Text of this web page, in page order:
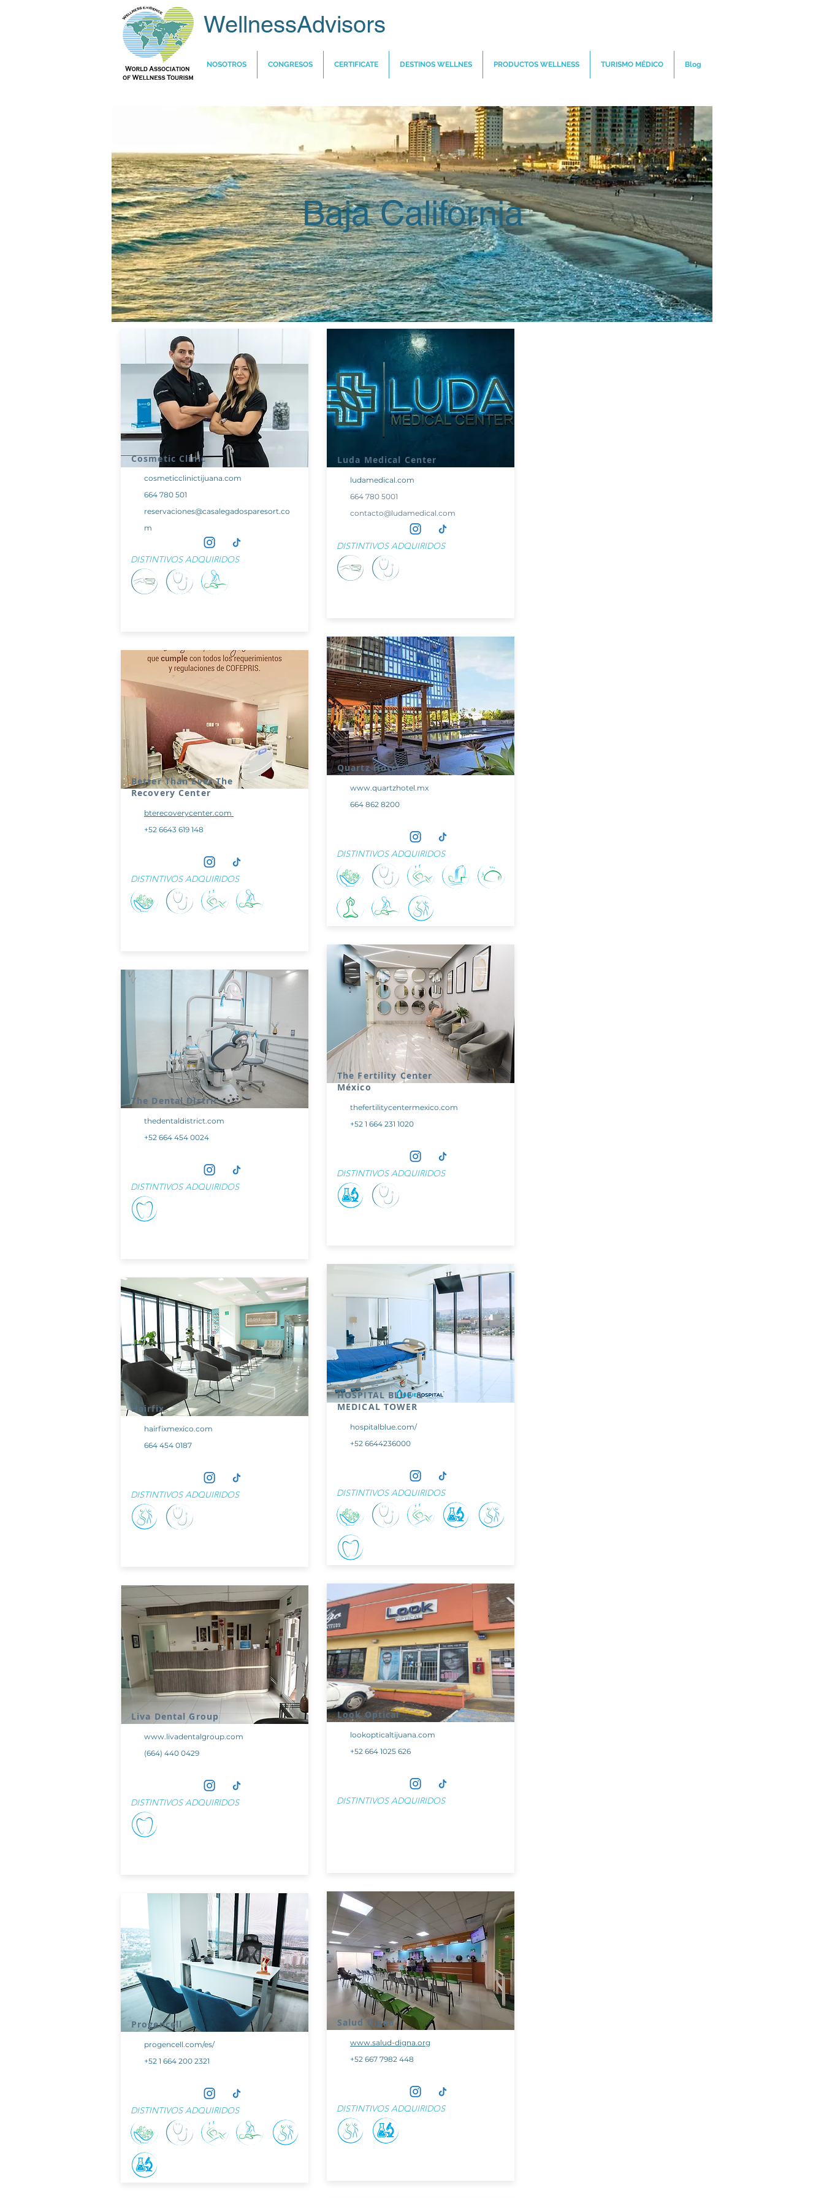
WellnessAdvisors
NOSOTROS CONGRESOS CERTIFICATE DESTINOS WELLNES PRODUCTOS WELLNESS TURISMO MÉDICO Blog
Baja California
Cosmetic Clinic
cosmeticclinictijuana.com
664 780 501
reservaciones@casalegadosparesort.co
m
DISTINTIVOS ADQUIRIDOS
Better Than Ever The
Recovery Center
bterecoverycenter.com
+52 6643 619 148
DISTINTIVOS ADQUIRIDOS
The Dental Distric
thedentaldistrict.com
+52 664 454 0024
DISTINTIVOS ADQUIRIDOS
Hairfix
hairfixmexico.com
664 454 0187
DISTINTIVOS ADQUIRIDOS
Liva Dental Group
www.livadentalgroup.com
(664) 440 0429
DISTINTIVOS ADQUIRIDOS
Progencell
progencell.com/es/
+52 1 664 200 2321
DISTINTIVOS ADQUIRIDOS
Luda Medical Center
ludamedical.com
664 780 5001
contacto@ludamedical.com
DISTINTIVOS ADQUIRIDOS
Quartz Hotel & SPA
www.quartzhotel.mx
664 862 8200
DISTINTIVOS ADQUIRIDOS
The Fertility Center
México
thefertilitycentermexico.com
+52 1 664 231 1020
DISTINTIVOS ADQUIRIDOS
HOSPITAL BLUE &
MEDICAL TOWER
hospitalblue.com/
+52 6644236000
DISTINTIVOS ADQUIRIDOS
Look Optical
lookopticaltijuana.com
+52 664 1025 626
DISTINTIVOS ADQUIRIDOS
Salud Digna
www.salud-digna.org
+52 667 7982 448
DISTINTIVOS ADQUIRIDOS